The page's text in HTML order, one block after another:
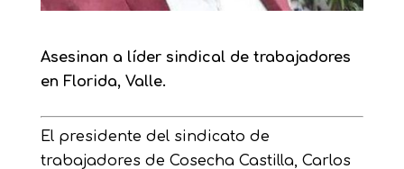
Asesinan a líder sindical de trabajadores
en Florida, Valle.
El presidente del sindicato de
trabajadores de Cosecha Castilla, Carlos